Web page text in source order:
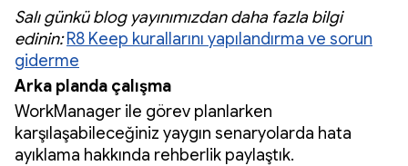
Salı günkü blog yayınımızdan daha fazla bilgi
edinin: R8 Keep kurallarını yapılandırma ve sorun
giderme
Arka planda çalışma
WorkManager ile görev planlarken
karşılaşabileceğiniz yaygın senaryolarda hata
ayıklama hakkında rehberlik paylaştık.